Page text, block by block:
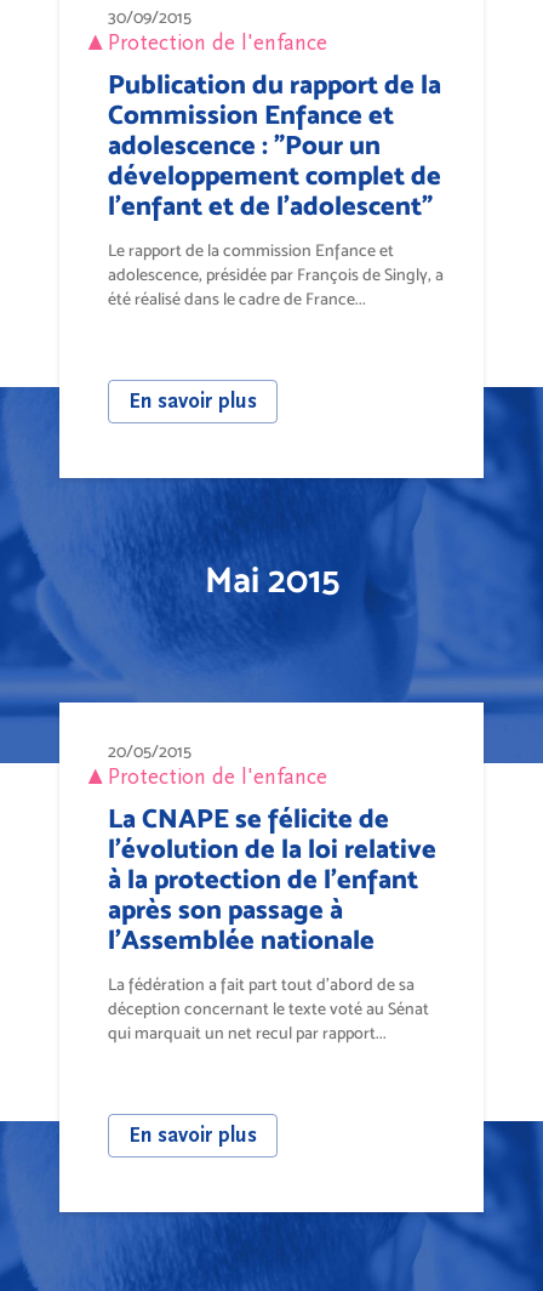
30/09/2015
Protection de l'enfance
Publication du rapport de la
Commission Enfance et
adolescence : "Pour un
développement complet de
l'enfant et de l'adolescent"
Le rapport de la commission Enfance et
adolescence, présidée par François de Singly, a
été réalisé dans le cadre de France...
En savoir plus
Mai 2015
20/05/2015
Protection de l'enfance
La CNAPE se félicite de
l’évolution de la loi relative
à la protection de l’enfant
après son passage à
l’Assemblée nationale
La fédération a fait part tout d’abord de sa
déception concernant le texte voté au Sénat
qui marquait un net recul par rapport...
En savoir plus